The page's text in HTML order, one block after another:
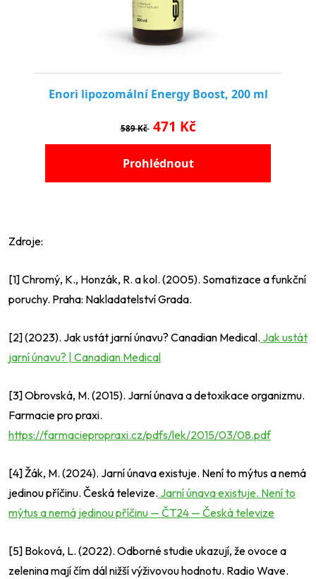
Zdroje:
[1] Chromý, K., Honzák, R. a kol. (2005). Somatizace a funkční
poruchy. Praha: Nakladatelství Grada.
[2] (2023). Jak ustát jarní únavu? Canadian Medical. Jak ustát
jarní únavu? | Canadian Medical
[3] Obrovská, M. (2015). Jarní únava a detoxikace organizmu.
Farmacie pro praxi.
https://farmaciepropraxi.cz/pdfs/lek/2015/03/08.pdf
[4] Žák, M. (2024). Jarní únava existuje. Není to mýtus a nemá
jedinou příčinu. Česká televize. Jarní únava existuje. Není to
mýtus a nemá jedinou příčinu — ČT24 — Česká televize
[5] Boková, L. (2022). Odborné studie ukazují, že ovoce a
zelenina mají čím dál nižší výživovou hodnotu. Radio Wave.